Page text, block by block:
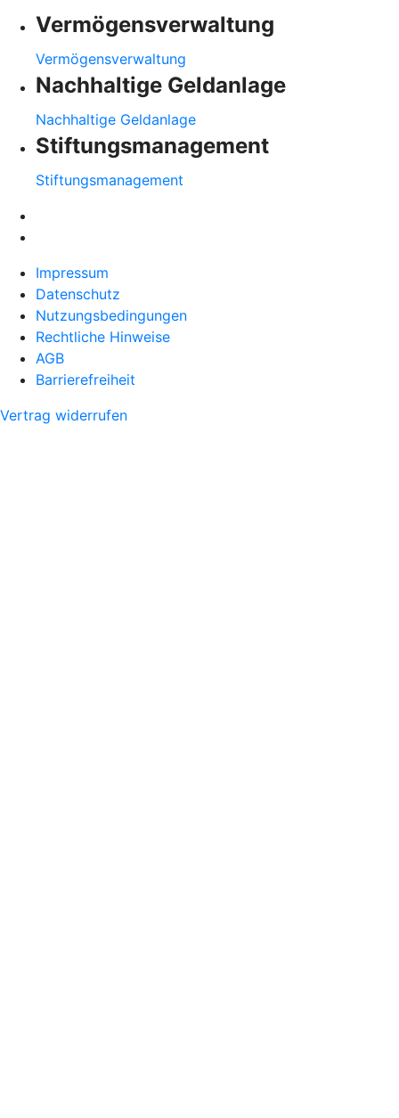
Vermögensverwaltung
Vermögensverwaltung
Nachhaltige Geldanlage
Nachhaltige Geldanlage
Stiftungsmanagement
Stiftungsmanagement
Impressum
Datenschutz
Nutzungsbedingungen
Rechtliche Hinweise
AGB
Barrierefreiheit
Vertrag widerrufen